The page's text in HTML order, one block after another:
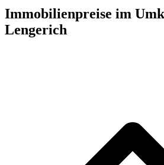
Immobilienpreise im
Lengerich